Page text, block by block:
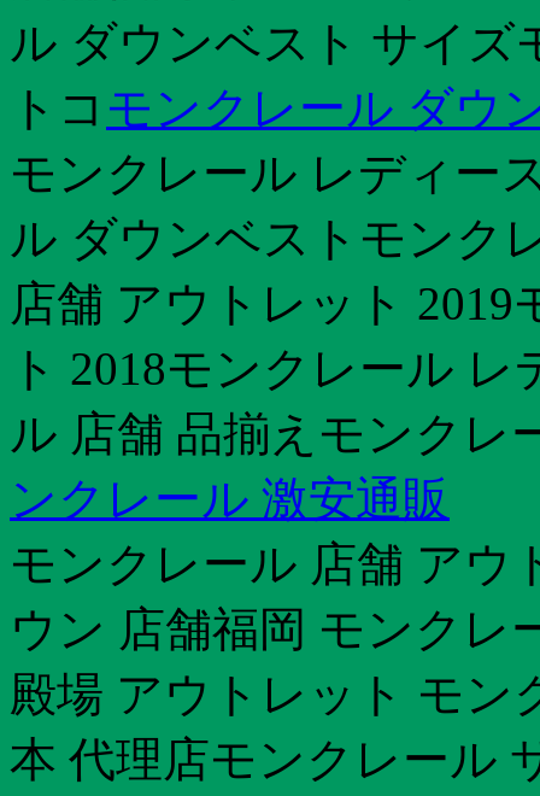
ル ダウンベスト サイズ
トコ モンクレール ダウ
モンクレール レディー
ル ダウンベストモンク
店舗 アウトレット
ト 2018モンクレール
ル 店舗 品揃えモンクレ
ンクレール 激安通販
モンクレール 店舗 アウ
ウン 店舗福岡 モンクレ
殿場 アウトレット モン
本 代理店モンクレール